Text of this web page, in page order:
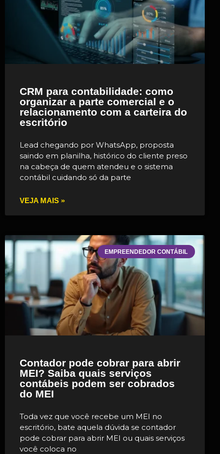
CRM para contabilidade: como
organizar a parte comercial e o
relacionamento com a carteira do
escritório
Lead chegando por WhatsApp, proposta
saindo em planilha, histórico do cliente preso
na cabeça de quem atendeu e o sistema
contábil cuidando só da parte
VEJA MAIS »
EMPREENDEDOR CONTÁBIL
Contador pode cobrar para abrir
MEI? Saiba quais serviços
contábeis podem ser cobrados
do MEI
Toda vez que você recebe um MEI no
escritório, bate aquela dúvida se contador
pode cobrar para abrir MEI ou quais serviços
você coloca no